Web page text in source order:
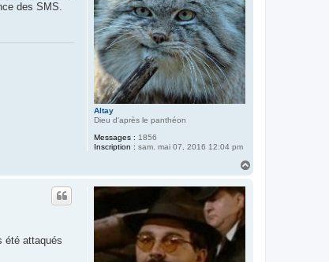
Altay
Dieu d'après le panthéon
Messages : 1856
Inscription : sam. mai 07, 2016 12:04 pm
des SMS.
été attaqués